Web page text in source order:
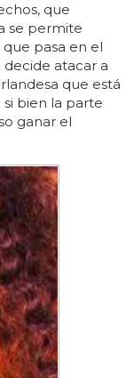
que
se permite
que pasa en el
atacar a
que está
si bien la parte
ganar el